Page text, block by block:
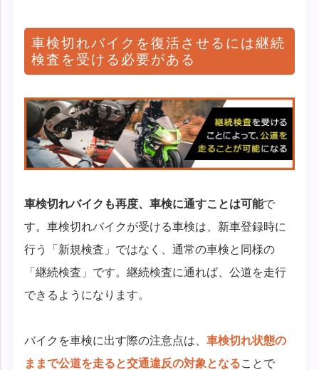
車検切れバイクを復活させるには継続
検査を受ける必要がある
車検切れバイクも再度、車検に通すことは可能で
す。車検切れバイクが受ける車検は、新車登録時に
行う「新規検査」ではなく、通常の車検と同様の
「継続検査」です。継続検査に通れば、公道を走行
できるようになります。
バイクを車検に出す際の注意点は、車検切れ状態の
ままで公道を走ると交通違反の対象となることで